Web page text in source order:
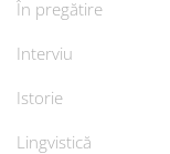
În pregătire
Interviu
Istorie
Lingvistică